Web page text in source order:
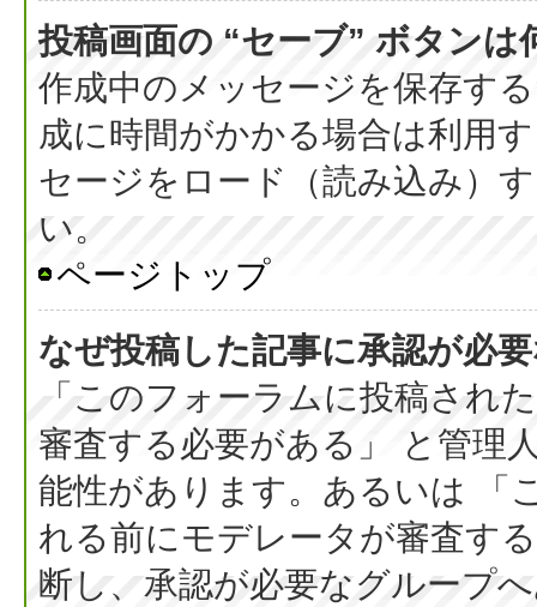
投稿画面の “セーブ” ボタンは
作成中のメッセージを保存す
成に時間がかかる場合は利用
セージをロード（読み込み）
い。
ページトップ
なぜ投稿した記事に承認が必
「このフォーラムに投稿され
審査する必要がある」 と管理
能性があります。あるいは 「
れる前にモデレータが審査す
断し、承認が必要なグループ